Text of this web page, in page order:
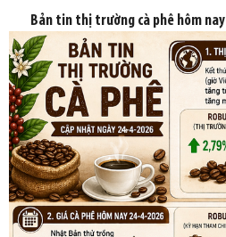
Bản tin thị trường cà phê hôm nay